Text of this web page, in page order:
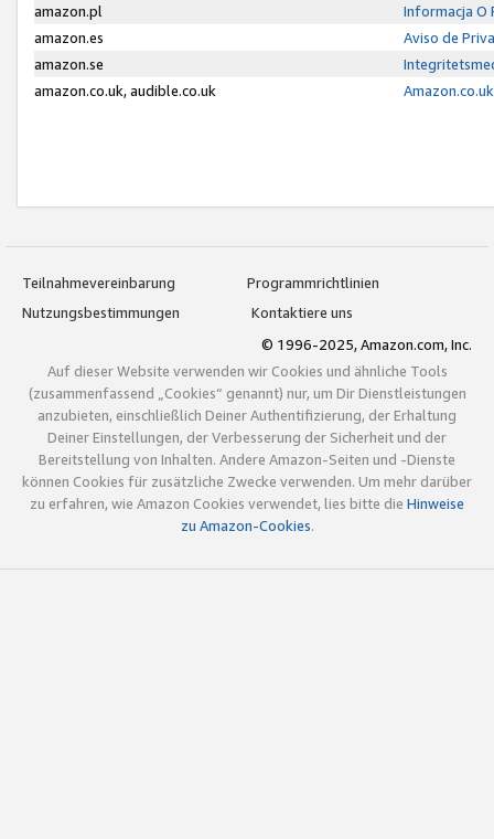
amazon.pl
Informacja O
amazon.es
Aviso de
amazon.se
amazon.co.uk, audible.co.uk
Teilnahmevereinbarung
Programmrichtlinien
Nutzungsbestimmungen
Kontaktiere uns
© 1996-2025, Amazon.com, Inc.
Auf dieser Website verwenden wir Cookies und ähnliche Tools
(zusammenfassend „Cookies“ genannt) nur, um Dir Dienstleistungen
anzubieten, einschließlich Deiner Authentifizierung, der Erhaltung
Deiner Einstellungen, der Verbesserung der Sicherheit und der
Bereitstellung von Inhalten. Andere Amazon-Seiten und -Dienste
können Cookies für zusätzliche Zwecke verwenden. Um mehr darüber
zu erfahren, wie Amazon Cookies verwendet, lies bitte die Hinweise
zu Amazon-Cookies.